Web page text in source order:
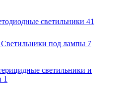
светильники 41
Светильники под лампы 7
светильники и
1